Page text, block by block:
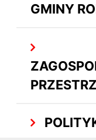
GMINY